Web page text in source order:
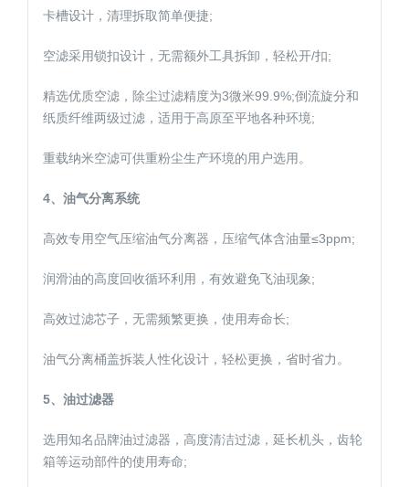
卡槽设计，清理拆取简单便捷;
空滤采用锁扣设计，无需额外工具拆卸，轻松开/扣;
精选优质空滤，除尘过滤精度为3微米99.9%;倒流旋分和
纸质纤维两级过滤，适用于高原至平地各种环境;
重载纳米空滤可供重粉尘生产环境的用户选用。
4、油气分离系统
高效专用空气压缩油气分离器，压缩气体含油量≤3ppm;
润滑油的高度回收循环利用，有效避免飞油现象;
高效过滤芯子，无需频繁更换，使用寿命长;
油气分离桶盖拆装人性化设计，轻松更换，省时省力。
5、油过滤器
选用知名品牌油过滤器，高度清洁过滤，延长机头，齿轮
箱等运动部件的使用寿命;